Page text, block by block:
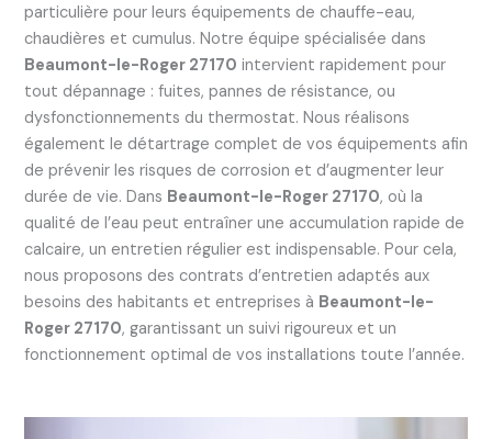
particulière pour leurs équipements de chauffe-eau,
chaudières et cumulus. Notre équipe spécialisée dans
Beaumont-le-Roger 27170 intervient rapidement pour
tout dépannage : fuites, pannes de résistance, ou
dysfonctionnements du thermostat. Nous réalisons
également le détartrage complet de vos équipements afin
de prévenir les risques de corrosion et d’augmenter leur
durée de vie. Dans Beaumont-le-Roger 27170, où la
qualité de l’eau peut entraîner une accumulation rapide de
calcaire, un entretien régulier est indispensable. Pour cela,
nous proposons des contrats d’entretien adaptés aux
besoins des habitants et entreprises à Beaumont-le-
Roger 27170, garantissant un suivi rigoureux et un
fonctionnement optimal de vos installations toute l’année.